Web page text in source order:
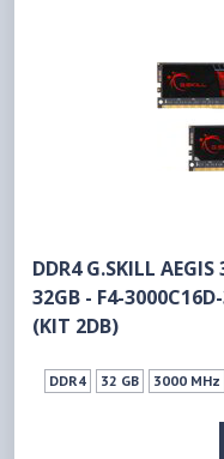
DDR4 G.SKILL
32GB - F4-
(KIT 2DB)
DDR4 32 GB 3000 MHz